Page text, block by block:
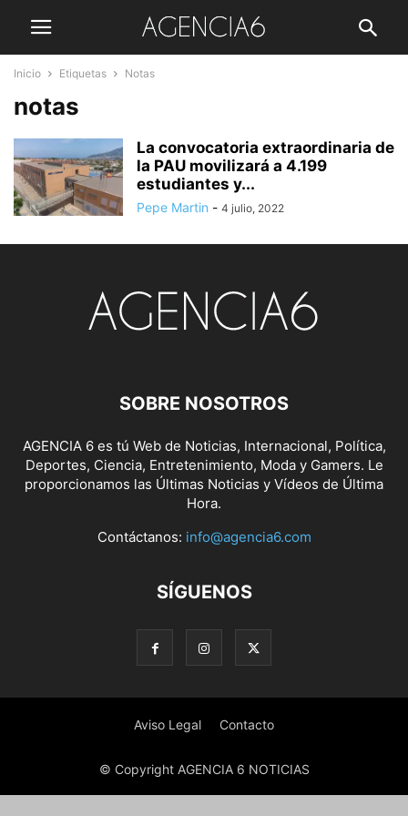
Inicio Etiquetas Notas
notas
La convocatoria extraordinaria de
la PAU movilizará a 4.199
estudiantes y...
Pepe Martin - 4 julio, 2022
SOBRE NOSOTROS
AGENCIA 6 es tú Web de Noticias, Internacional, Política,
Deportes, Ciencia, Entretenimiento, Moda y Gamers. Le
proporcionamos las Últimas Noticias y Vídeos de Última
Hora.
Contáctanos: info@agencia6.com
SÍGUENOS
Aviso Legal Contacto
© Copyright AGENCIA 6 NOTICIAS